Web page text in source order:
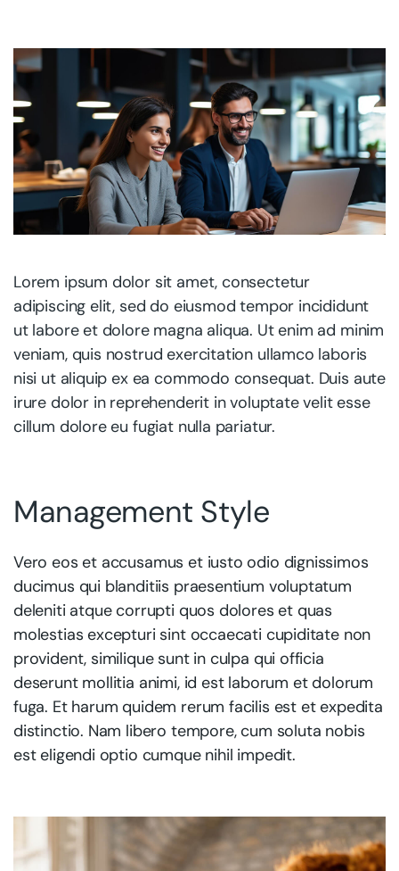
Lorem ipsum dolor sit amet, consectetur
adipiscing elit, sed do eiusmod tempor incididunt
ut labore et dolore magna aliqua. Ut enim ad minim
veniam, quis nostrud exercitation ullamco laboris
nisi ut aliquip ex ea commodo consequat. Duis aute
irure dolor in reprehenderit in voluptate velit esse
cillum dolore eu fugiat nulla pariatur.
Management Style
Vero eos et accusamus et iusto odio dignissimos
ducimus qui blanditiis praesentium voluptatum
deleniti atque corrupti quos dolores et quas
molestias excepturi sint occaecati cupiditate non
provident, similique sunt in culpa qui officia
deserunt mollitia animi, id est laborum et dolorum
fuga. Et harum quidem rerum facilis est et expedita
distinctio. Nam libero tempore, cum soluta nobis
est eligendi optio cumque nihil impedit.